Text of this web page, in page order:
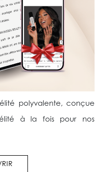
polyvalente, conçue
à la fois pour nos